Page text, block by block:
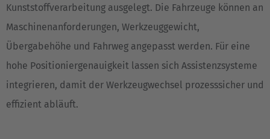
Kunststoffverarbeitung ausgelegt. Die Fahrzeuge können an
Maschinenanforderungen, Werkzeuggewicht,
Übergabehöhe und Fahrweg angepasst werden. Für eine
hohe Positioniergenauigkeit lassen sich Assistenzsysteme
integrieren, damit der Werkzeugwechsel prozesssicher und
effizient abläuft.